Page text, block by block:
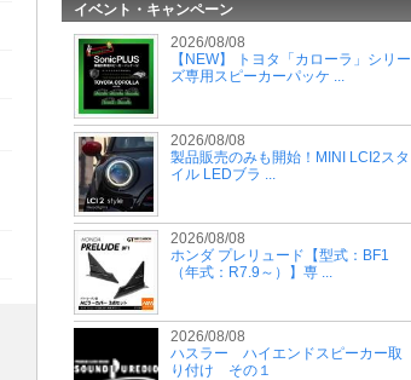
イベント・キャンペーン
2026/08/08
【NEW】 トヨタ「カローラ」シリー
ズ専用スピーカーパッケ ...
2026/08/08
製品販売のみも開始！MINI LCI2スタ
イル LEDブラ ...
2026/08/08
ホンダ プレリュード【型式：BF1
（年式：R7.9～）】専 ...
2026/08/08
ハスラー ハイエンドスピーカー取
り付け その１